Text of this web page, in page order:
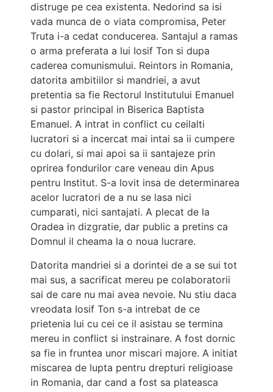
distruge pe cea existenta. Nedorind sa isi
vada munca de o viata compromisa, Peter
Truta i-a cedat conducerea. Santajul a ramas
o arma preferata a lui Iosif Ton si dupa
caderea comunismului. Reintors in Romania,
datorita ambitiilor si mandriei, a avut
pretentia sa fie Rectorul Institutului Emanuel
si pastor principal in Biserica Baptista
Emanuel. A intrat in conflict cu ceilalti
lucratori si a incercat mai intai sa ii cumpere
cu dolari, si mai apoi sa ii santajeze prin
oprirea fondurilor care veneau din Apus
pentru Institut. S-a lovit insa de determinarea
acelor lucratori de a nu se lasa nici
cumparati, nici santajati. A plecat de la
Oradea in dizgratie, dar public a pretins ca
Domnul il cheama la o noua lucrare.
Datorita mandriei si a dorintei de a se sui tot
mai sus, a sacrificat mereu pe colaboratorii
sai de care nu mai avea nevoie. Nu stiu daca
vreodata Iosif Ton s-a intrebat de ce
prietenia lui cu cei ce il asistau se termina
mereu in conflict si instrainare. A fost dornic
sa fie in fruntea unor miscari majore. A initiat
miscarea de lupta pentru drepturi religioase
in Romania, dar cand a fost sa plateasca